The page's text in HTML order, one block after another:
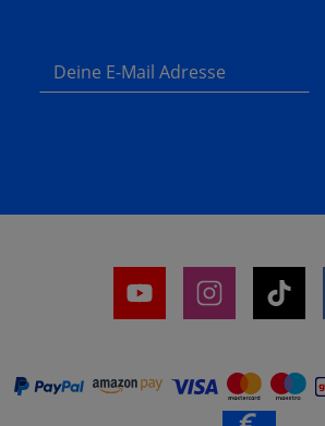
Deine E-Mail Adresse